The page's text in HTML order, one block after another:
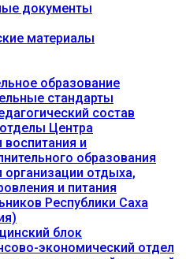
документы
материалы
образование
стандарты
состав
Центра
воспитания и
образования
организации отдыха,
и питания
Республики Саха
блок
экономический отдел